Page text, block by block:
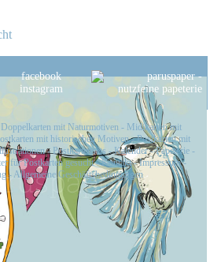
facebook
instagram
Doppelkarten mit Naturmotiven - Midikarten mit
mit historischen Motiven-Postkarten mit
-Postkartensets-Kalender-Papeterie -
für Postkarten gesucht-Kontakt-Impressum-
- Allgemeine Geschäftsbedingungen